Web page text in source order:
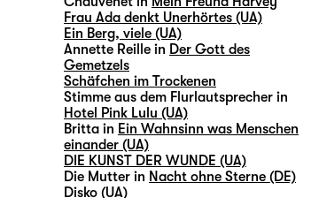
Frau Ada denkt Unerhörtes (UA)
Ein Berg, viele (UA)
Annette Reille in Der Gott des
Gemetzels
Schäfchen im Trockenen
Stimme aus dem Flurlautsprecher in
Hotel Pink Lulu (UA)
Britta in Ein Wahnsinn was Menschen
einander (UA)
DIE KUNST DER WUNDE (UA)
Die Mutter in Nacht ohne Sterne (DE)
Disko (UA)